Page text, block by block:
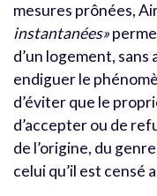
mesures prônées,
instantanées»
d’un logement,
endiguer le
d’éviter que le
d’accepter ou de
de l’origine, du
celui qu’il est censé